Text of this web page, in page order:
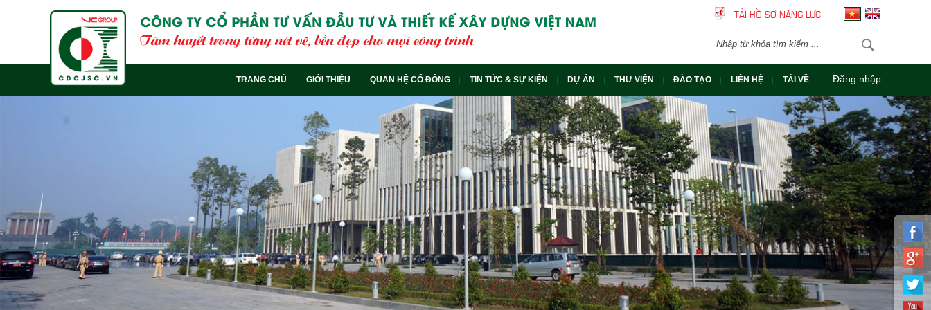
TẢI HỒ SƠ NĂNG LỰC
TRANG CHỦ GIỚI THIỆU QUAN HỆ CỔ ĐÔNG TIN TỨC & SỰ KIỆN DỰ ÁN THƯ VIỆN ĐÀO TẠO LIÊN HỆ TẢI VỀ Đăng nhập